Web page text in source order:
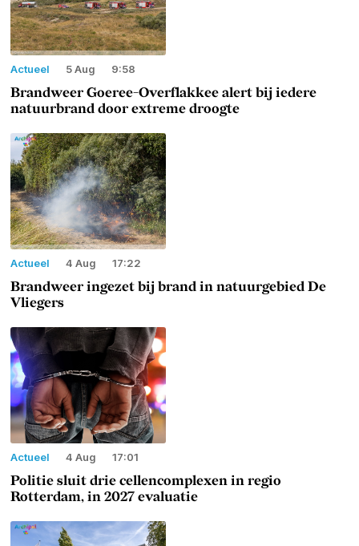
Actueel 5 Aug 9:58
Brandweer Goeree-Overflakkee alert bij iedere
natuurbrand door extreme droogte
Actueel 4 Aug 17:22
Brandweer ingezet bij brand in natuurgebied De
Vliegers
Actueel 4 Aug 17:01
Politie sluit drie cellencomplexen in regio
Rotterdam, in 2027 evaluatie